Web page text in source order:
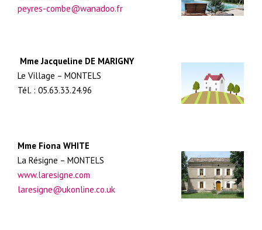
peyres-combe@wanadoo.fr
Mme Jacqueline DE MARIGNY
Le Village – MONTELS
Tél. : 05.63.33.24.96
Mme Fiona WHITE
La Résigne – MONTELS
www.laresigne.com
laresigne@ukonline.co.uk